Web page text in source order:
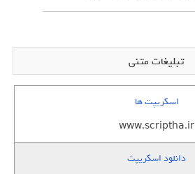
تبلیغات متنی
اسکریپت ها
www.scriptha.ir
دانلود اسکریپت